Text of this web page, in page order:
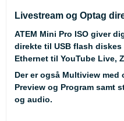
Livestream og Optag
ATEM Mini Pro ISO giver
direkte til USB flash
Ethernet til YouTube Live,
Der er også Multiview med
Preview og Program samt
og audio.